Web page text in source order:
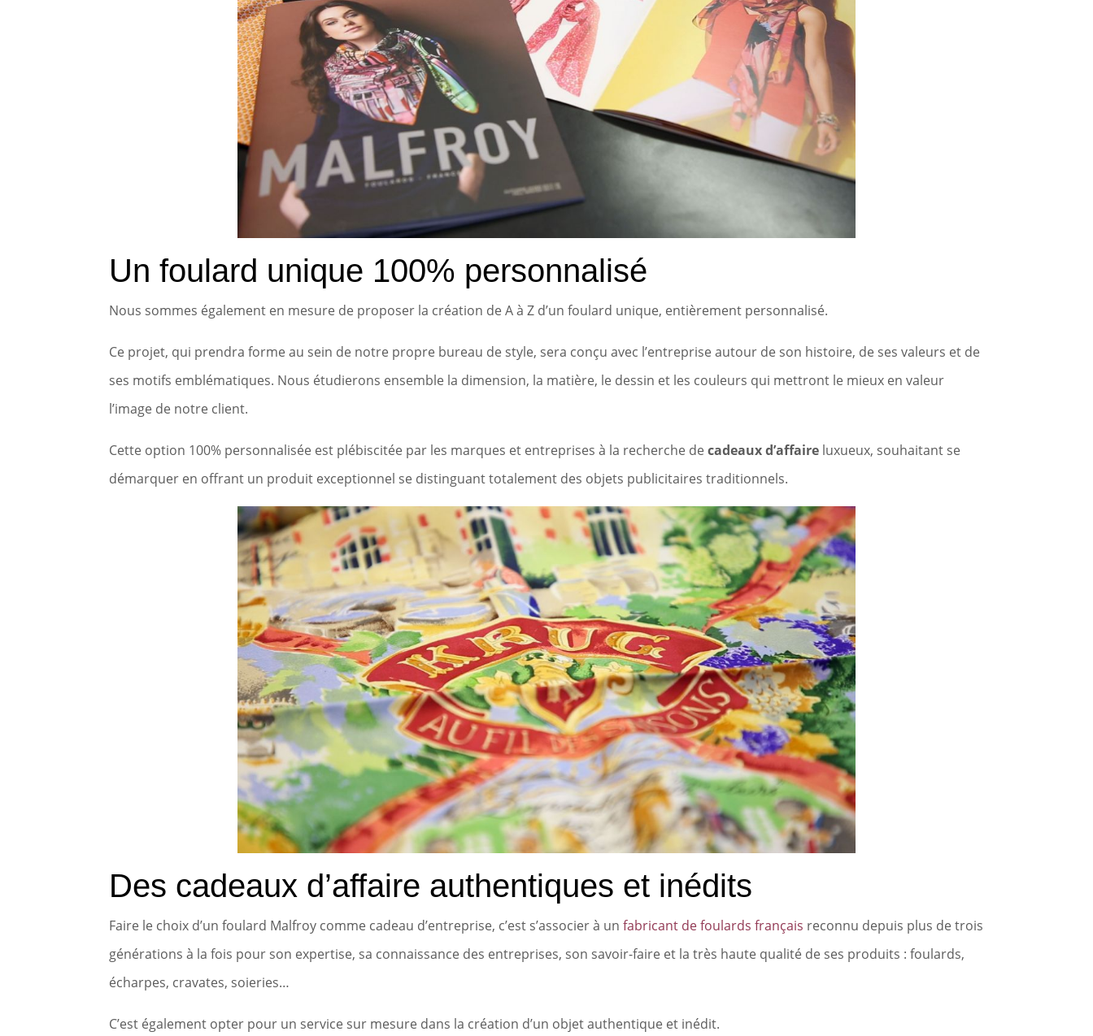
Un foulard unique 100% personnalisé
Nous sommes également en mesure de proposer la création de A à Z d’un foulard unique, entièrement personnalisé.
Ce projet, qui prendra forme au sein de notre propre bureau de style, sera conçu avec l’entreprise autour de son histoire, de ses valeurs et de
ses motifs emblématiques. Nous étudierons ensemble la dimension, la matière, le dessin et les couleurs qui mettront le mieux en valeur
l’image de notre client.
Cette option 100% personnalisée est plébiscitée par les marques et entreprises à la recherche decadeaux d’affaire luxueux, souhaitant se
démarquer en offrant un produit exceptionnel se distinguant totalement des objets publicitaires traditionnels.
Des cadeaux d’affaire authentiques et inédits
Faire le choix d’un foulard Malfroy comme cadeau d’entreprise, c’est s’associer à unfabricant de foulards français reconnu depuis plus de trois
générations à la fois pour son expertise, sa connaissance des entreprises, son savoir-faire et la très haute qualité de ses produits : foulards,
écharpes, cravates, soieries…
C’est également opter pour un service sur mesure dans la création d’un objet authentique et inédit.